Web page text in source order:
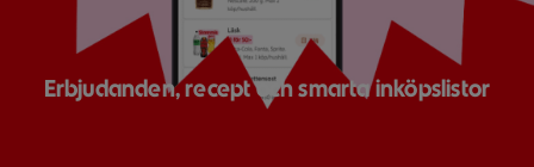
Erbjudanden, recept och smarta inköpslistor